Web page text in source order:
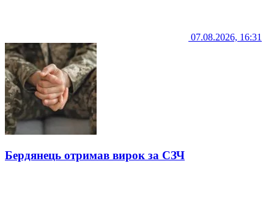
07.08.2026, 16:31
Бердянець отримав вирок за СЗЧ